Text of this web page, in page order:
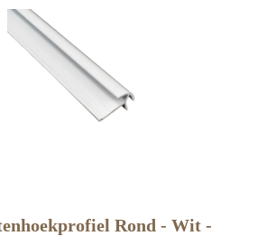
Rond - Wit -